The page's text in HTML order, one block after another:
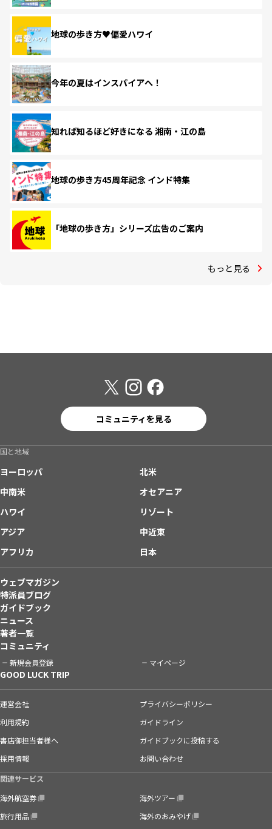
地球の歩き方♥偏愛ハワイ
今年の夏はインスパイアへ！
知れば知るほど好きになる 湘南・江の島
地球の歩き方45周年記念 インド特集
「地球の歩き方」シリーズ広告のご案内
もっと見る
コミュニティを見る
国と地域
ヨーロッパ
北米
中南米
オセアニア
ハワイ
リゾート
アジア
中近東
アフリカ
日本
ウェブマガジン
特派員ブログ
ガイドブック
ニュース
著者一覧
コミュニティ
新規会員登録 マイページ
GOOD LUCK TRIP
運営会社
プライバシーポリシー
利用規約
ガイドライン
書店御担当者様へ
ガイドブックに投稿する
採用情報
お問い合わせ
関連サービス
海外航空券
海外ツアー
旅行用品
海外のおみやげ